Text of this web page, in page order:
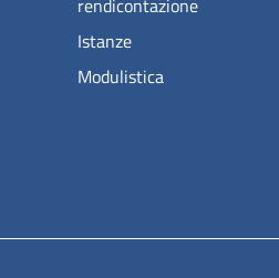
rendicontazione
Istanze
Modulistica